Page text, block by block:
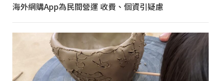
海外網購App為民間營運 收費、個資引疑慮